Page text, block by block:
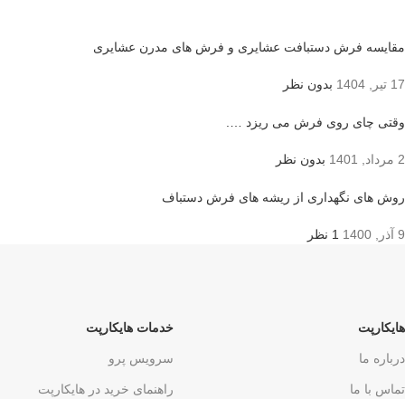
مقایسه فرش دستبافت عشایری و فرش های مدرن عشایری
17 تیر, 1404 بدون نظر
وقتی چای روی فرش می ریزد ….
2 مرداد, 1401 بدون نظر
روش های نگهداری از ریشه های فرش دستباف
9 آذر, 1400 1 نظر
هایکارپت
درباره ما
تماس با ما
خدمات هایکارپت
سرویس پرو
راهنمای خرید در هایکارپت